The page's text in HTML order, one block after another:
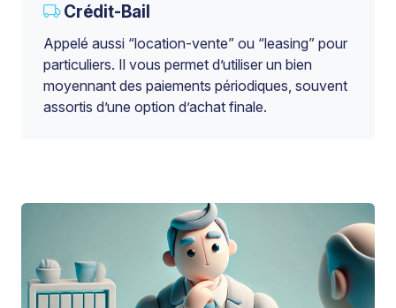
Crédit-Bail
Appelé aussi “location-vente” ou “leasing” pour
particuliers. Il vous permet d’utiliser un bien
moyennant des paiements périodiques, souvent
assortis d’une option d’achat finale.